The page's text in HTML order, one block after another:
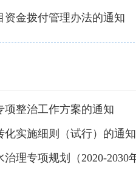
金拨付管理办法的通知
项整治工作方案的通知
实施细则（试行）的通知